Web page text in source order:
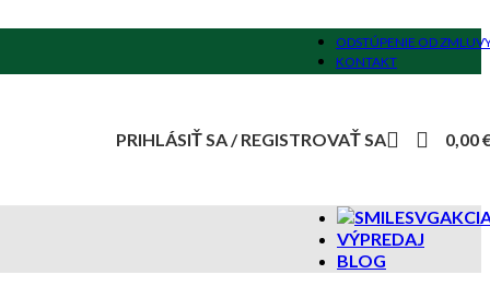
ODSTÚPENIE OD
KONTAKT
PRIHLÁSIŤ SA / REGISTROVAŤ SA 0,00
VÝPREDAJ
BLOG